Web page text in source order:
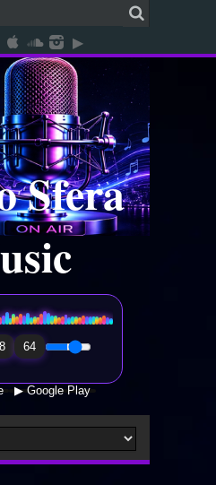
Sfera
Radio Sfera Music
64
▶ Google Play